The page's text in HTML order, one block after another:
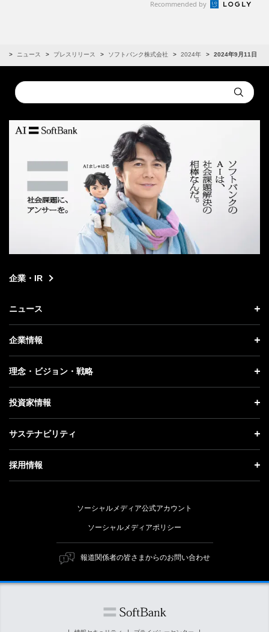
Recommended by
ニュース プレスリリース ソフトバンク株式会社 2024年 2024年9月11日
Conduct
a
Submit
企業・IR
ニュース
ニュース トップ
プレスリリース
更新情報
記者説明会
企業情報
企業情報 トップ
社長メッセージ
事業紹介
ガバナンス
理念・ビジョン・戦略
理念・ビジョン・戦略 トップ
成長戦略「Activate AI for Society」
人材戦略
投資家情報
投資家情報 トップ
経営方針
個人投資家の皆さまへ
株式と社債について
サステナビリティ
サステナビリティ トップ
トップメッセージ
ESG方針・体制
マテリアリティ（重要課題）
ESGの主な取り組み
採用情報
障がい者採用
ソーシャルメディア公式アカウント
ソーシャルメディアポリシー
報道関係者の皆さまからのお問い合わせ